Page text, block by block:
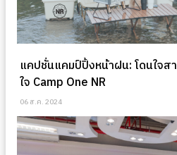
แคปชั่นแคมป์ปิ้งหน้าฝน: โดนใจส
ใจ Camp One NR
06 ส.ค. 2024